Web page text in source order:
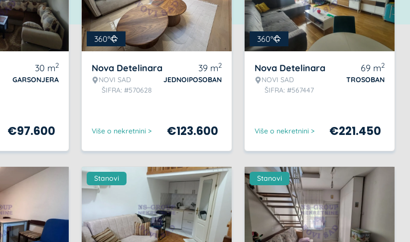
30 m2
GARSONJERA
€97.600
360°
Nova Detelinara
NOVI SAD
ŠIFRA: #570628
39 m2
JEDNOIPOSOBAN
Više o nekretnini > €123.600
360°
Nova Detelinara
NOVI SAD
ŠIFRA: #567447
69 m2
TROSOBAN
Više o nekretnini > €221.450
Stanovi Stanovi